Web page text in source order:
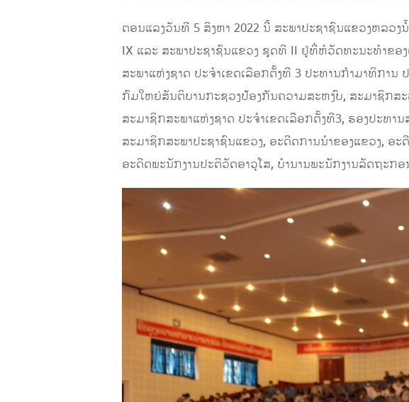
ຕອນແລງວັນທີ 5 ສິງຫາ 2022 ນີ້ ສະພາປະຊາຊົນແຂວງຫລວ
IX ແລະ ສະພາປະຊາຊົນແຂວງ ຊຸດທີ II ຢູ່ທີ່ຫໍວັດທະນະທຳຂອ
ສະພາແຫ່ງຊາດ ປະຈໍາເຂດເລືອກຕັ້ງທີ 3 ປະທານກໍາມາທິກ
ກົມໃຫຍ່ສັນຕິບານກະຊວງປ້ອງກັນຄວາມສະຫງົບ, ສະມາຊິກສ
ສະມາຊິກສະພາແຫ່ງຊາດ ປະຈໍາເຂດເລືອກຕັ້ງທີ3, ຮອງປະທາ
ສະມາຊິກສະພາປະຊາຊົນແຂວງ, ອະດີດການນຳຂອງແຂວງ, ອ
ອະດີດພະນັກງານປະຕິວັດອາວຸໂສ, ບຳນານພະນັກງານລັດຖະກ